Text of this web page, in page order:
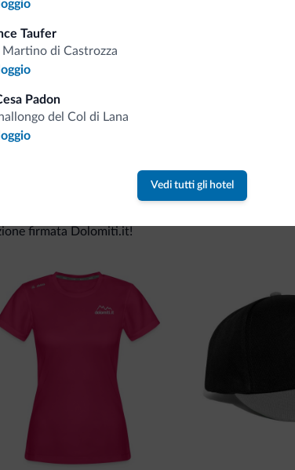
Taufer
Martino di Castrozza
Padon
del Col di Lana
Vedi tutti gli hotel
Riceverai informazioni,
collezione
firmata Dolomiti.it!